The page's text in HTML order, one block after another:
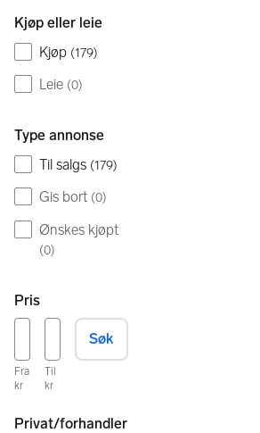
Kjøp eller leie
Kjøp (179)
Leie (0)
Type annonse
Til salgs (179)
Gis bort (0)
Ønskes kjøpt
(0)
Pris
Fra
kr
Til
kr
Søk
Privat/forhandler